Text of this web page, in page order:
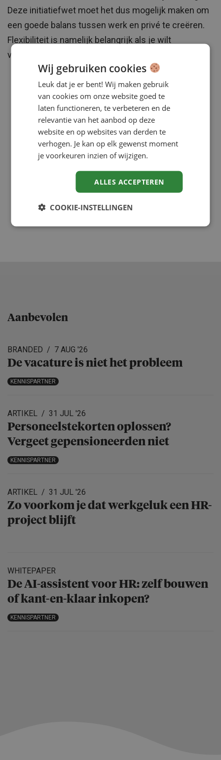
Deze initiatiefwet moet het dus mogelijk maken om
een goede balans tussen werk en privé te creëren.
Flexibiliteit is namelijk belangrijk als je wilt
voorkomen dat de arbeidsparticipatie daalt!
Aanbevolen
BRANDED 7 AUG '26
De vacature is niet het probleem
KENNISPARTNER
ARTIKEL 31 JUL '26
Personeels­te­korten oplossen?
Vergeet gepensio­neerden niet
KENNISPARTNER
ARTIKEL 31 JUL '26
Zo voorkom je dat werkgeluk een HR-
project blijft
WHITEPAPER
De AI-assistent voor HR: zelf bouwen
of kant-en-klaar inkopen?
KENNISPARTNER
Wij gebruiken cookies
Leuk dat je er bent! Wij maken gebruik
van cookies om onze website goed te
laten functioneren, te verbeteren en de
relevantie van het aanbod op deze
website en op websites van derden te
verhogen. Je kan op elk gewenst moment
je voorkeuren inzien of wijzigen.
ALLES ACCEPTEREN
COOKIE-INSTELLINGEN